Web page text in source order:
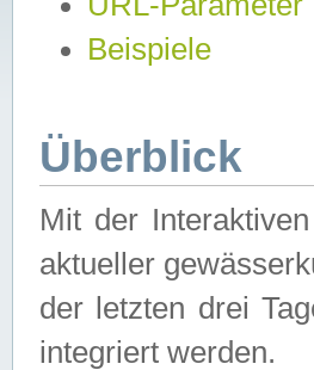
Beispiele
Überblick
Mit der
aktueller
der letzten drei
integriert werden.